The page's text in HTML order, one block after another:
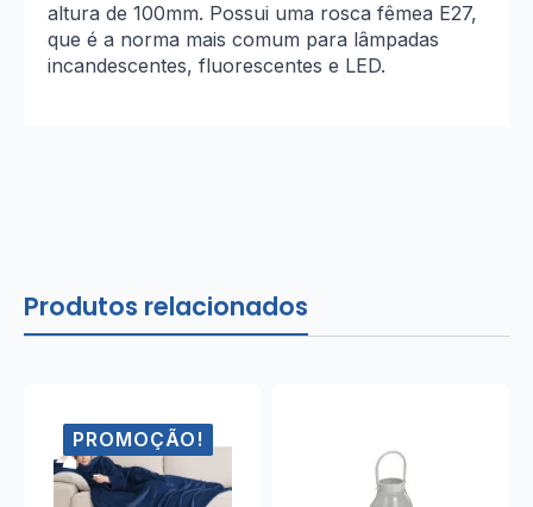
altura de 100mm. Possui uma rosca fêmea E27,
que é a norma mais comum para lâmpadas
incandescentes, fluorescentes e LED.
Produtos relacionados
PROMOÇÃO!